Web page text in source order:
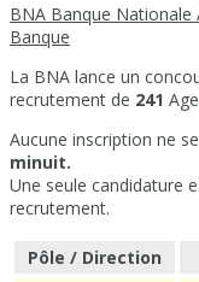
BNA Banque Nationale
Banque
La BNA lance un
recrutement de 241
Aucune inscription ne
minuit.
Une seule candidature
recrutement.
Pôle / Direction